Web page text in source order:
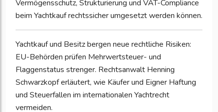
Vermögensschutz, Strukturierung und VAT-Compliance
beim Yachtkauf rechtssicher umgesetzt werden können.
Yachtkauf und Besitz bergen neue rechtliche Risiken:
EU-Behörden prüfen Mehrwertsteuer- und
Flaggenstatus strenger. Rechtsanwalt Henning
Schwarzkopf erläutert, wie Käufer und Eigner Haftung
und Steuerfallen im internationalen Yachtrecht
vermeiden.